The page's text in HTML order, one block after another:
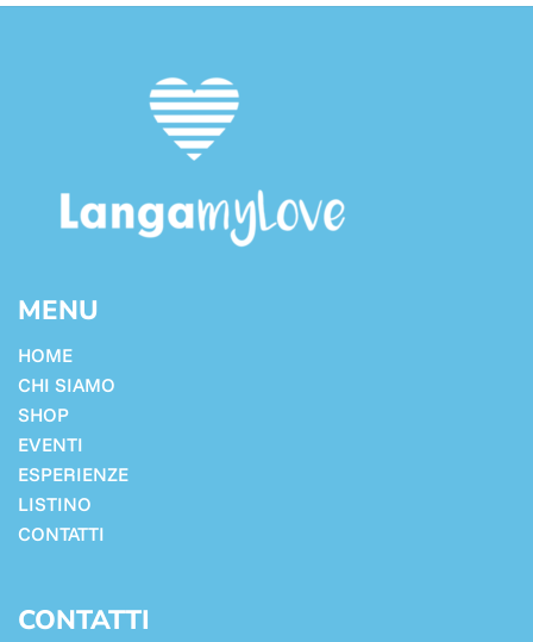
MENU
HOME
CHI SIAMO
SHOP
EVENTI
ESPERIENZE
LISTINO
CONTATTI
CONTATTI